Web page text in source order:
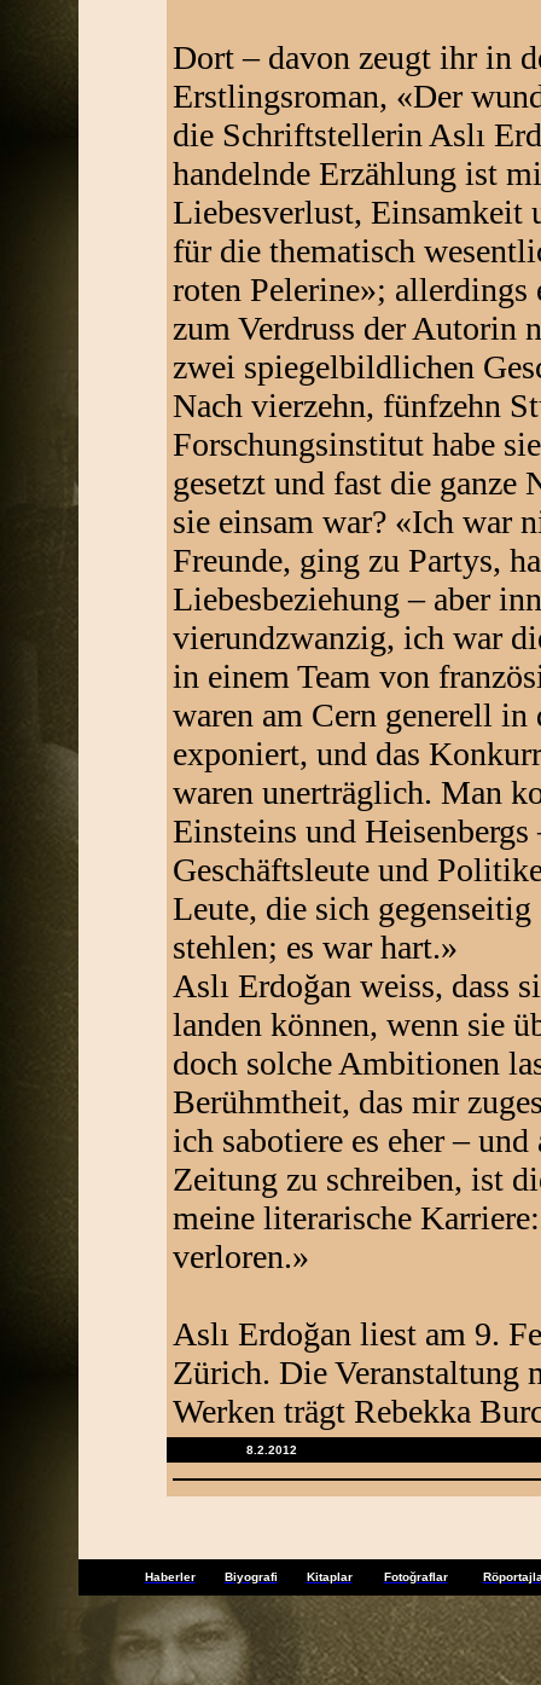
Dort – davon zeugt ihr in
Erstlingsroman, «Der
die Schriftstellerin Aslı
handelnde Erzählung ist
Liebesverlust, Einsamkeit
für die thematisch
roten Pelerine»; allerdings
zum Verdruss der Autorin
zwei spiegelbildlichen
Nach vierzehn, fünfzehn
Forschungsinstitut habe
gesetzt und fast die ganze
sie einsam war? «Ich war
Freunde, ging zu Partys,
Liebesbeziehung – aber
vierundzwanzig, ich war
in einem Team von
waren am Cern generell
exponiert, und das
waren unerträglich. Man
Einsteins und
Geschäftsleute und
Leute, die sich
stehlen; es war hart.»
Aslı Erdoğan weiss, dass
landen können, wenn sie
doch solche Ambitionen
Berühmtheit, das mir
ich sabotiere es eher –
Zeitung zu schreiben, ist
meine literarische
verloren.»
Aslı Erdoğan liest am 9.
Zürich. Die Veranstaltung
Werken trägt Rebekka
8.2.2012
Haberler Biyografi Kitaplar Fotoğraflar